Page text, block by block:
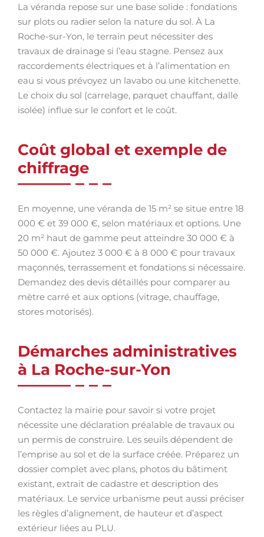
La véranda repose sur une base solide : fondations
sur plots ou radier selon la nature du sol. À La
Roche-sur-Yon, le terrain peut nécessiter des
travaux de drainage si l’eau stagne. Pensez aux
raccordements électriques et à l’alimentation en
eau si vous prévoyez un lavabo ou une kitchenette.
Le choix du sol (carrelage, parquet chauffant, dalle
isolée) influe sur le confort et le coût.
Coût global et exemple de
chiffrage
En moyenne, une véranda de 15 m² se situe entre 18
000 € et 39 000 €, selon matériaux et options. Une
20 m² haut de gamme peut atteindre 30 000 € à
50 000 €. Ajoutez 3 000 € à 8 000 € pour travaux
maçonnés, terrassement et fondations si nécessaire.
Demandez des devis détaillés pour comparer au
mètre carré et aux options (vitrage, chauffage,
stores motorisés).
Démarches administratives
à La Roche-sur-Yon
Contactez la mairie pour savoir si votre projet
nécessite une déclaration préalable de travaux ou
un permis de construire. Les seuils dépendent de
l’emprise au sol et de la surface créée. Préparez un
dossier complet avec plans, photos du bâtiment
existant, extrait de cadastre et description des
matériaux. Le service urbanisme peut aussi préciser
les règles d’alignement, de hauteur et d’aspect
extérieur liées au PLU.